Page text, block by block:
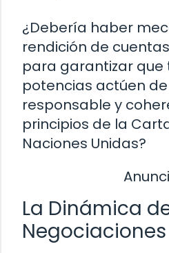
¿Debería haber
rendición de
para garantizar que
potencias actúen
responsable y
principios de la
Naciones Unidas?
La Dinámica
Negociaciones